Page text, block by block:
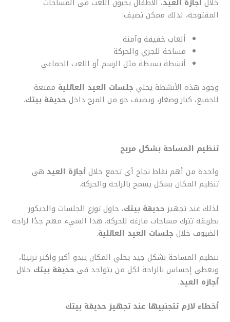
المفتوحة، لذلك ممكن تضيف:
ألعاب خفيفة وآمنة
مساحة للجري والحركة
أنشطة بسيطة مثل الرسم أو اللعب الجماعي
وجود هذه الأنشطة يخلي جلسات العيد العائلية ممتعة
للجميع، كبار وصغار، ويضيف جو من المرح داخل حديقة بيتك.
تنظيم المساحة بشكل مريح
واحدة من أهم نقاط نجاح أي تجمع خلالأجازة العيد هي
تنظيم المكان بشكل يسمح بالراحة والحركة.
لذلك عند تجهيزحديقة بيتك، حاول توزع الجلسات والديكور
بطريقة تترك مساحات فارغة للحركة. هذا الشيء مهم جدًا لراحة
الضيوف خلال جلسات العيد العائلية.
تنظيم المساحة بشكل جيد يخلي المكان يبدو أكبر وأكثر ترتيبًا،
ويعطي إحساس بالراحة لكل من يتواجد في حديقة بيتك خلال
أجازه العيد.
أخطاء لازم تتجنبيها عند تجهيز حديقة بيتك